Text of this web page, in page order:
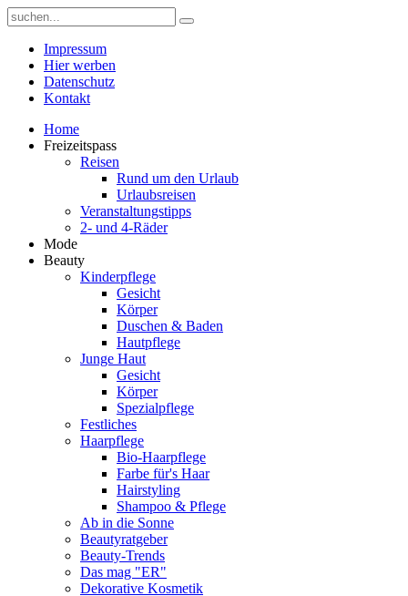
Impressum
Hier werben
Datenschutz
Kontakt
Home
Freizeitspass
Reisen
Rund um den Urlaub
Urlaubsreisen
Veranstaltungstipps
2- und 4-Räder
Mode
Beauty
Kinderpflege
Gesicht
Körper
Duschen & Baden
Hautpflege
Junge Haut
Gesicht
Körper
Spezialpflege
Festliches
Haarpflege
Bio-Haarpflege
Farbe für's Haar
Hairstyling
Shampoo & Pflege
Ab in die Sonne
Beautyratgeber
Beauty-Trends
Das mag "ER"
Dekorative Kosmetik